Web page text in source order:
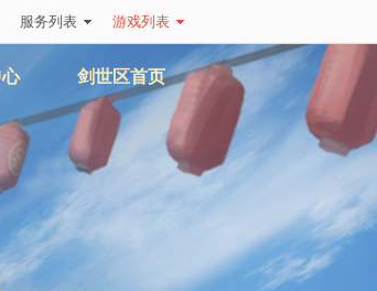
服务列表 游戏列表
剑世区首页